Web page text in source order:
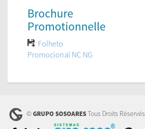
Brochure
Promotionnelle
Folheto
Promocional NC NG
©GRUPO SOSOARESTous Droits Réservés